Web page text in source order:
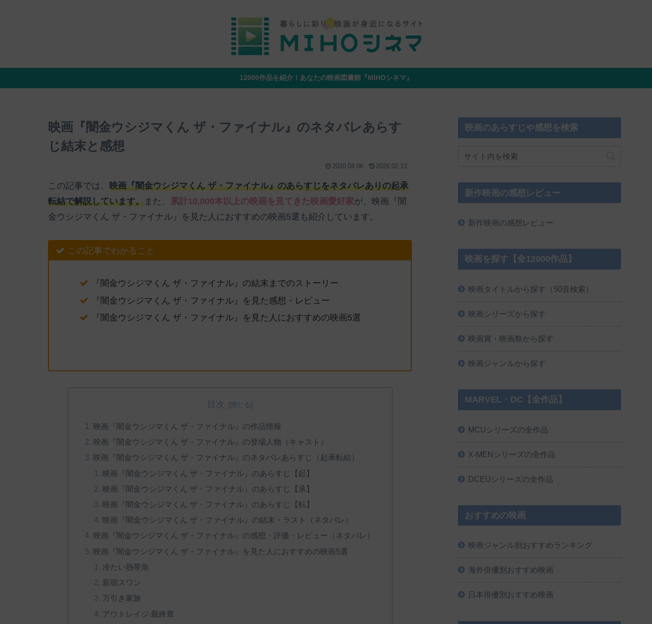
12000作品を紹介！あなたの映画図書館『MIHOシネマ』
映画『闇金ウシジマくん ザ・ファイナル』のネタバレあらす
じ結末と感想
2020.04.06 2026.02.13
この記事では、 映画『闇金ウシジマくん ザ・ファイナル』のあらすじをネタバレありの起承
転結で解説しています。 また、 累計10,000本以上の映画を見てきた映画愛好家が、映画『闇
金ウシジマくん ザ・ファイナル』を見た人におすすめの映画5選も紹介しています。
この記事でわかること
『闇金ウシジマくん ザ・ファイナル』の結末までのストーリー
『闇金ウシジマくん ザ・ファイナル』を見た感想・レビュー
『闇金ウシジマくん ザ・ファイナル』を見た人におすすめの映画5選
目次
映画『闇金ウシジマくん ザ・ファイナル』の作品情報
映画『闇金ウシジマくん ザ・ファイナル』の登場人物（キャスト）
映画『闇金ウシジマくん ザ・ファイナル』のネタバレあらすじ（起承転結）
映画『闇金ウシジマくん ザ・ファイナル』のあらすじ【起】
映画『闇金ウシジマくん ザ・ファイナル』のあらすじ【承】
映画『闇金ウシジマくん ザ・ファイナル』のあらすじ【転】
映画『闇金ウシジマくん ザ・ファイナル』の結末・ラスト（ネタバレ）
映画『闇金ウシジマくん ザ・ファイナル』の感想・評価・レビュー（ネタバレ）
映画『闇金ウシジマくん ザ・ファイナル』を見た人におすすめの映画5選
冷たい熱帯魚
新宿スワン
万引き家族
アウトレイジ 最終章
映画のあらすじや感想を検索
新作映画の感想レビュー
新作映画の感想レビュー
映画を探す【全12000作品】
映画タイトルから探す（50音検索）
映画シリーズから探す
映画賞・映画祭から探す
映画ジャンルから探す
MARVEL・DC【全作品】
MCUシリーズの全作品
X-MENシリーズの全作品
DCEUシリーズの全作品
おすすめの映画
映画ジャンル別おすすめランキング
海外俳優別おすすめ映画
日本俳優別おすすめ映画